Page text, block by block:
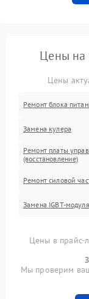
Цены на
Цены
Ремонт блока
Замена кулера
Ремонт платы
(восстановление)
Ремонт силовой
Замена IGBT-модуля
Цены в прайс-
Мы проверим